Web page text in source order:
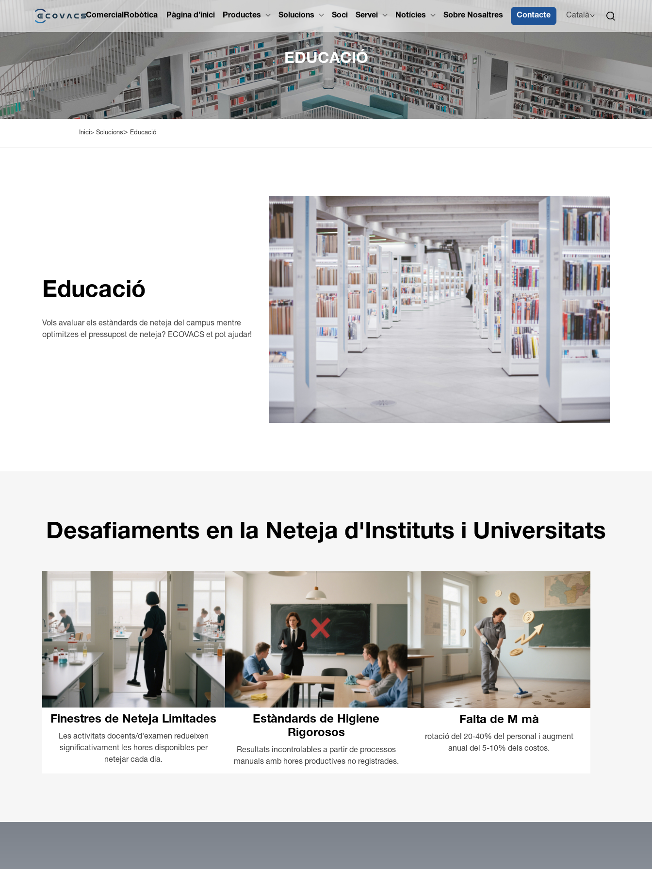
ComercialRobòtica Pàgina d’inici Productes Solucions Soci Servei Notícies Sobre Nosaltres Contacte Català
EDUCACIÓ
Inici> Solucions> Educació
Educació
Vols avaluar els estàndards de neteja del campus mentre
optimitzes el pressupost de neteja? ECOVACS et pot ajudar!
Desafiaments en la Neteja d'Instituts i Universitats
Finestres de Neteja Limitades
Les activitats docents/d'examen redueixen
significativament les hores disponibles per
netejar cada dia.
Estàndards de Higiene
Rigorosos
Resultats incontrolables a partir de processos
manuals amb hores productives no registrades.
Falta de M mà
rotació del 20-40% del personal i augment
anual del 5-10% dels costos.